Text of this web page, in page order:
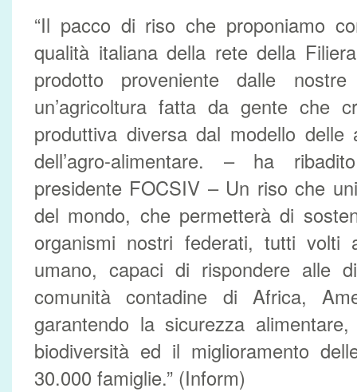
“Il pacco di riso che proponiamo
qualità italiana della rete della
prodotto proveniente dalle
un’agricoltura fatta da gente che
produttiva diversa dal modello delle
dell’agro-alimentare. – ha
presidente FOCSIV – Un riso che
del mondo, che permetterà di
organismi nostri federati, tutti volti
umano, capaci di rispondere alle
comunità contadine di Africa,
garantendo la sicurezza
biodiversità ed il miglioramento
30.000 famiglie.” (Inform)